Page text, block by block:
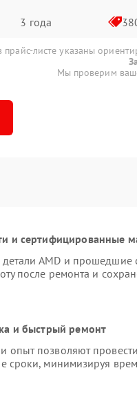
3 года
листе указаны
Мы проверим
и сертифицированные
AMD и прошедшие
после ремонта и
и быстрый ремонт
позволяют провести
сроки, минимизируя